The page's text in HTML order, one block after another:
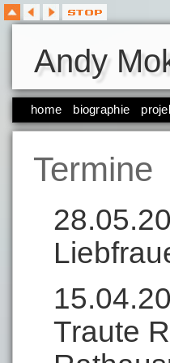
Andy
home biographie
Termine
Traute